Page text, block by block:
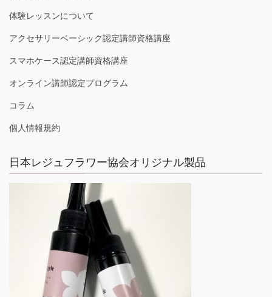
体験レッスンについて
アクセサリーベーシック認定講師資格講座
スマホケース認定講師資格講座
オンライン講師認定プログラム
コラム
個人情報規約
日本レジュフラワー協会オリジナル製品